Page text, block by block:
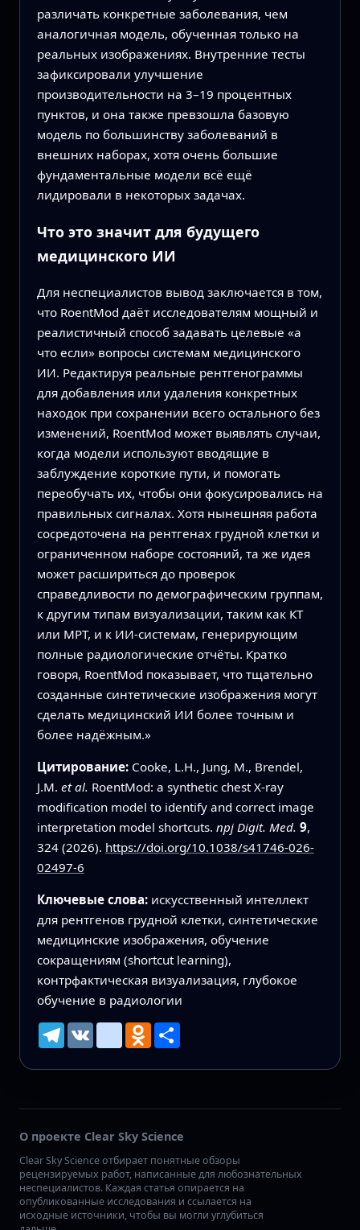
различать конкретные заболевания, чем
аналогичная модель, обученная только на
реальных изображениях. Внутренние тесты
зафиксировали улучшение
производительности на 3–19 процентных
пунктов, и она также превзошла базовую
модель по большинству заболеваний в
внешних наборах, хотя очень большие
фундаментальные модели всё ещё
лидировали в некоторых задачах.
Что это значит для будущего
медицинского ИИ
Для неспециалистов вывод заключается в том,
что RoentMod даёт исследователям мощный и
реалистичный способ задавать целевые «а
что если» вопросы системам медицинского
ИИ. Редактируя реальные рентгенограммы
для добавления или удаления конкретных
находок при сохранении всего остального без
изменений, RoentMod может выявлять случаи,
когда модели используют вводящие в
заблуждение короткие пути, и помогать
переобучать их, чтобы они фокусировались на
правильных сигналах. Хотя нынешняя работа
сосредоточена на рентгенах грудной клетки и
ограниченном наборе состояний, та же идея
может расшириться до проверок
справедливости по демографическим группам,
к другим типам визуализации, таким как КТ
или МРТ, и к ИИ-системам, генерирующим
полные радиологические отчёты. Кратко
говоря, RoentMod показывает, что тщательно
созданные синтетические изображения могут
сделать медицинский ИИ более точным и
более надёжным.»
Цитирование: Cooke, L.H., Jung, M., Brendel,
J.M. et al. RoentMod: a synthetic chest X-ray
modification model to identify and correct image
interpretation model shortcuts. npj Digit. Med. 9,
324 (2026). https://doi.org/10.1038/s41746-026-
02497-6
Ключевые слова: искусственный интеллект
для рентгенов грудной клетки, синтетические
медицинские изображения, обучение
сокращениям (shortcut learning),
контрфактическая визуализация, глубокое
обучение в радиологии
Telegram
VK mailruOdnoklassniki
Ресурс
О проекте Clear Sky Science
Clear Sky Science отбирает понятные обзоры
рецензируемых работ, написанные для любознательных
неспециалистов. Каждая статья опирается на
опубликованные исследования и ссылается на
исходные источники, чтобы вы могли углубиться